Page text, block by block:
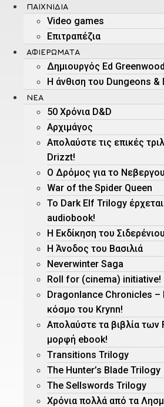
ΠΑΙΧΝΊΔΙΑ
Video games
Επιτραπέζια
ΑΦΙΕΡΏΜΑΤΑ
Δημιουργός Ed Greenwood
Η άνθιση του Dungeons &
ΝΕΑ
50 Χρόνια D&D
Αρχιμάγος
Aπολαύστε τις επικές
Drizzt!
O Δρόμος για το
War of the Spider Queen
Το Dark Elf Trilogy
audiobook!
Η Εκδίκηση του
Η Άνοδος του Βασιλιά
Neverwinter Saga
Roll for (cinema) initiative!
Dragonlance Chronicles –
κόσμο του Krynn!
Απολαύστε τα βιβλία
μορφή ebook!
Τransitions Trilogy
The Hunter’s Blade Trilogy
Τhe Sellswords Trilogy
Χρόνια πολλά από τα